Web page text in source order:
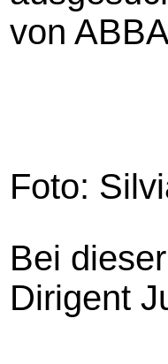
von
Foto:
Bei
Dirigent